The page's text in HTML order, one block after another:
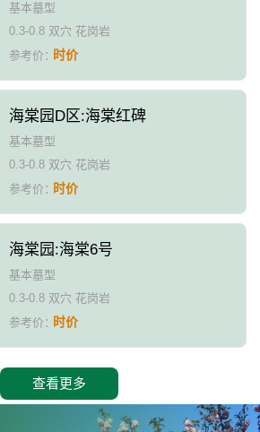
基本墓型
0.3-0.8 双穴 花岗岩
参考价：时价
海棠园D区:海棠红碑
基本墓型
0.3-0.8 双穴 花岗岩
参考价：时价
海棠园:海棠6号
基本墓型
0.3-0.8 双穴 花岗岩
参考价：时价
查看更多